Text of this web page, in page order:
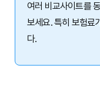
여러 비교사이트를
보세요. 특히 보험료
다.